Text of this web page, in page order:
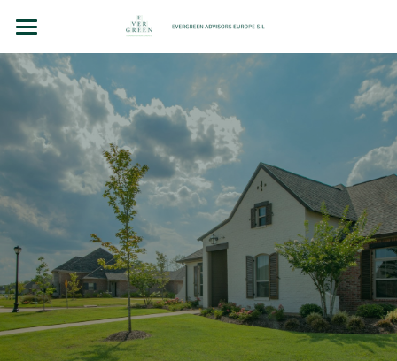
主页
团队故事
法律顾问（BCN LEX）
房地产投资
企业并购和投资
洞察（BLOG）
联系我们
Chinese